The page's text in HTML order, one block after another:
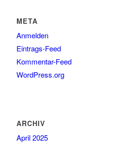
META
Anmelden
Eintrags-Feed
Kommentar-Feed
WordPress.org
ARCHIV
April 2025